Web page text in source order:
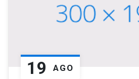
19 AGO